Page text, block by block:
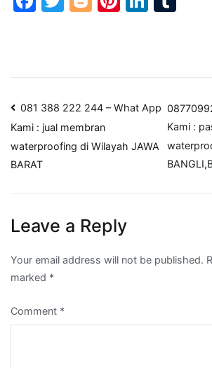
Post
navigation
081 388 222 244 – What App
Kami : jual membran
waterproofing di Wilayah JAWA
BARAT
Kami :
Leave a Reply
Your email address will not be published.
marked *
Comment *